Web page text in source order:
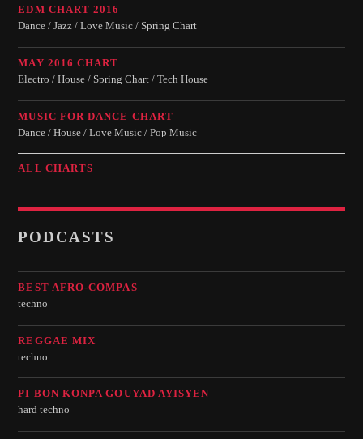
EDM CHART 2016
Dance / Jazz / Love Music / Spring Chart
MAY 2016 CHART
Electro / House / Spring Chart / Tech House
MUSIC FOR DANCE CHART
Dance / House / Love Music / Pop Music
ALL CHARTS
PODCASTS
BEST AFRO-COMPAS
techno
REGGAE MIX
techno
PI BON KONPA GOUYAD AYISYEN
hard techno